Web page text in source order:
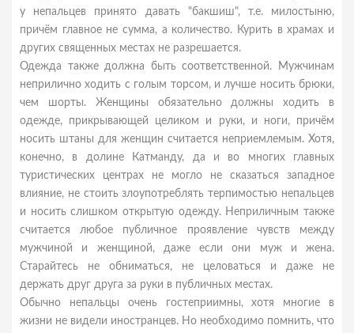
у непальцев принято давать "бакшиш", т.е. милостыню,
причём главное не сумма, а количество. Курить в храмах и
других священных местах не разрешается.
Одежда также должна быть соответственной. Мужчинам
неприлично ходить с голым торсом, и лучше носить брюки,
чем шорты. Женщины обязательно должны ходить в
одежде, прикрывающей целиком и руки, и ноги, причём
носить штаны для женщин считается неприемлемым. Хотя,
конечно, в долине Катманду, да и во многих главных
туристических центрах не могло не сказаться западное
влияние, не стоить злоупотреблять терпимостью непальцев
и носить слишком открытую одежду. Неприличным также
считается любое публичное проявление чувств между
мужчиной и женщиной, даже если они муж и жена.
Старайтесь не обниматься, не целоваться и даже не
держать друг друга за руки в публичных местах.
Обычно непальцы очень гостеприимны, хотя многие в
жизни не видели иностранцев. Но необходимо помнить, что